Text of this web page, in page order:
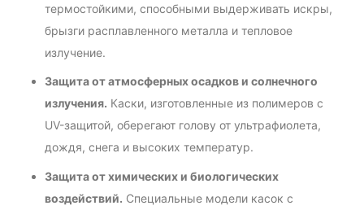
термостойкими, способными выдерживать искры,
брызги расплавленного металла и тепловое
излучение.
Защита от атмосферных осадков и солнечного
излучения. Каски, изготовленные из полимеров с
UV-защитой, оберегают голову от ультрафиолета,
дождя, снега и высоких температур.
Защита от химических и биологических
воздействий. Специальные модели касок с